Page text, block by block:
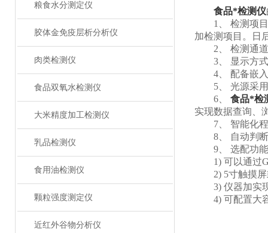
粮食水分测定仪
胶体金免疫层析分析仪
肉类检测仪
食品双氧水检测仪
大米精度加工检测仪
乳品检测仪
食用油检测仪
颗粒强度测定仪
近红外谷物分析仪
食品*检测仪
1、 检测项目
加检测项目。日
2、 检测通道
3、 显示方式
4、 配备嵌入
5、 光源采用
6、 食品*检
实现数据查询、
7、 智能化程
8、 自动判断
9、 选配功能
1) 可以通过
2) 5寸触摸屏
3) 仪器加实
4) 可配置大